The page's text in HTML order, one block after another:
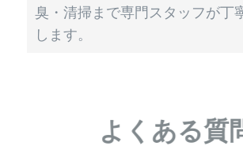
臭・清掃まで専門スタッフが丁
します。
よくある質